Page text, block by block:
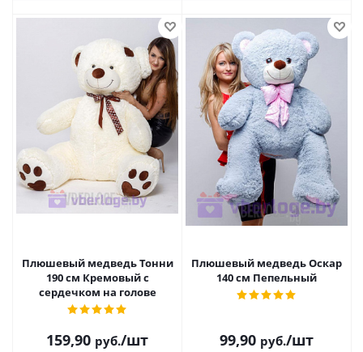
Плюшевый медведь Тонни
190 см Кремовый с
сердечком на голове
159,90 руб./шт
Плюшевый медведь Оскар
140 см Пепельный
99,90 руб./шт